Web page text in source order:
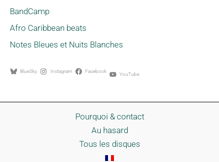
BandCamp
Afro Caribbean beats
Notes Bleues et Nuits Blanches
BlueSky Instagram Facebook YouTube
Pourquoi & contact
Au hasard
Tous les disques